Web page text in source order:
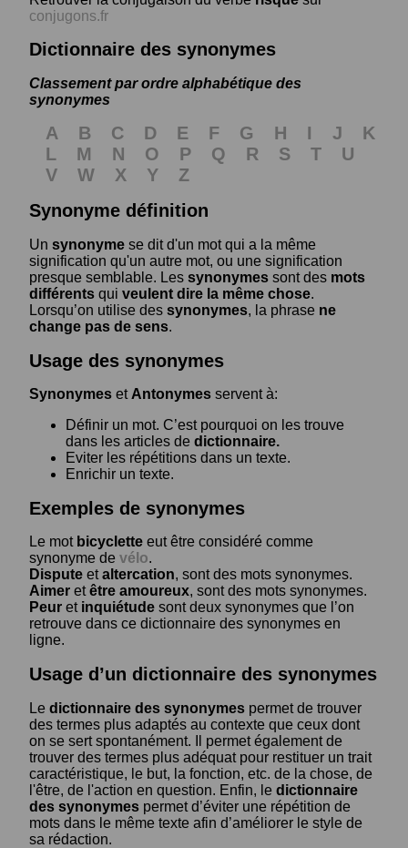
conjugons.fr
Dictionnaire des synonymes
Classement par ordre alphabétique des
synonymes
A B C D E F G H I J
K
L
M N O P Q R S T
U
V
W X Y
Z
Synonyme définition
Un synonyme se dit d'un mot qui a la même
signification qu'un autre mot, ou une signification
presque semblable. Les synonymes sont des mots
différents qui veulent dire la même chose.
Lorsqu’on utilise des synonymes, la phrase ne
change pas de sens.
Usage des synonymes
Synonymes et Antonymes servent à:
Définir un mot. C’est pourquoi on les trouve
dans les articles de dictionnaire.
Eviter les répétitions dans un texte.
Enrichir un texte.
Exemples de synonymes
Le mot bicyclette eut être considéré comme
synonyme de vélo.
Dispute etaltercation, sont des mots synonymes.
Aimer etêtre amoureux, sont des mots synonymes.
Peur et inquiétude sont deux synonymes que l’on
retrouve dans ce dictionnaire des synonymes en
ligne.
Usage d’un dictionnaire des synonymes
Le dictionnaire des synonymes permet de trouver
des termes plus adaptés au contexte que ceux dont
on se sert spontanément. Il permet également de
trouver des termes plus adéquat pour restituer un trait
caractéristique, le but, la fonction, etc. de la chose, de
l'être, de l'action en question. Enfin, le dictionnaire
des synonymes permet d’éviter une répétition de
mots dans le même texte afin d’améliorer le style de
sa rédaction.